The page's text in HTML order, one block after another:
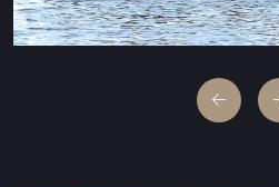
Maxima 820 retro Elektrisch
Maxima 650 Flying Lounge Elektrisch
Maxima 750 Flying Lounge Elektrisch